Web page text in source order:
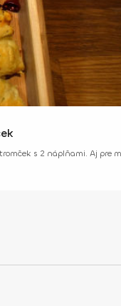
s 2 náplňami. Aj pre